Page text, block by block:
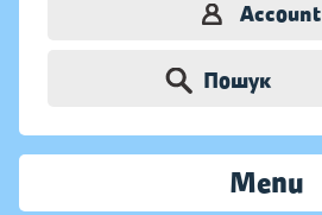
Account
Пошук
Menu